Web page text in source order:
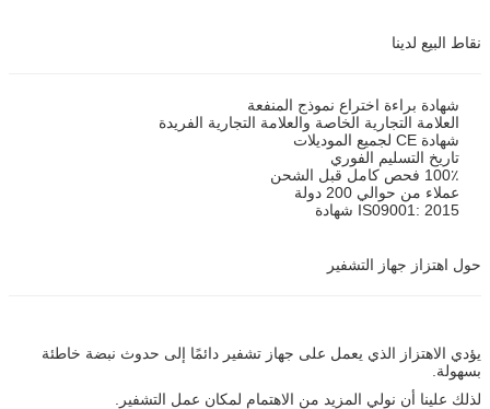
نقاط البيع لدينا
شهادة براءة اختراع نموذج المنفعة
العلامة التجارية الخاصة والعلامة التجارية الفريدة
شهادة CE لجميع الموديلات
تاريخ التسليم الفوري
100٪ فحص كامل قبل الشحن
عملاء من حوالي 200 دولة
IS09001: 2015 شهادة
حول اهتزاز جهاز التشفير
يؤدي الاهتزاز الذي يعمل على جهاز تشفير دائمًا إلى حدوث نبضة خاطئة
بسهولة.
لذلك علينا أن نولي المزيد من الاهتمام لمكان عمل التشفير.